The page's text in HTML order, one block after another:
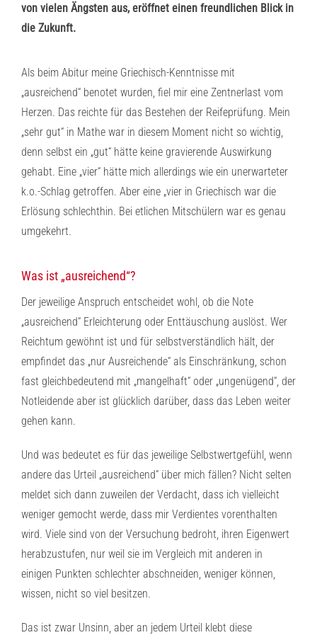
von vielen Ängsten aus, eröffnet einen freundlichen Blick in
die Zukunft.
Als beim Abitur meine Griechisch-Kenntnisse mit
„ausreichend“ benotet wurden, fiel mir eine Zentnerlast vom
Herzen. Das reichte für das Bestehen der Reifeprüfung. Mein
„sehr gut“ in Mathe war in diesem Moment nicht so wichtig,
denn selbst ein „gut“ hätte keine gravierende Auswirkung
gehabt. Eine „vier“ hätte mich allerdings wie ein unerwarteter
k.o.-Schlag getroffen. Aber eine „vier in Griechisch war die
Erlösung schlechthin. Bei etlichen Mitschülern war es genau
umgekehrt.
Was ist „ausreichend“?
Der jeweilige Anspruch entscheidet wohl, ob die Note
„ausreichend“ Erleichterung oder Enttäuschung auslöst. Wer
Reichtum gewöhnt ist und für selbstverständlich hält, der
empfindet das „nur Ausreichende“ als Einschränkung, schon
fast gleichbedeutend mit „mangelhaft“ oder „ungenügend“, der
Notleidende aber ist glücklich darüber, dass das Leben weiter
gehen kann.
Und was bedeutet es für das jeweilige Selbstwertgefühl, wenn
andere das Urteil „ausreichend“ über mich fällen? Nicht selten
meldet sich dann zuweilen der Verdacht, dass ich vielleicht
weniger gemocht werde, dass mir Verdientes vorenthalten
wird. Viele sind von der Versuchung bedroht, ihren Eigenwert
herabzustufen, nur weil sie im Vergleich mit anderen in
einigen Punkten schlechter abschneiden, weniger können,
wissen, nicht so viel besitzen.
Das ist zwar Unsinn, aber an jedem Urteil klebt diese